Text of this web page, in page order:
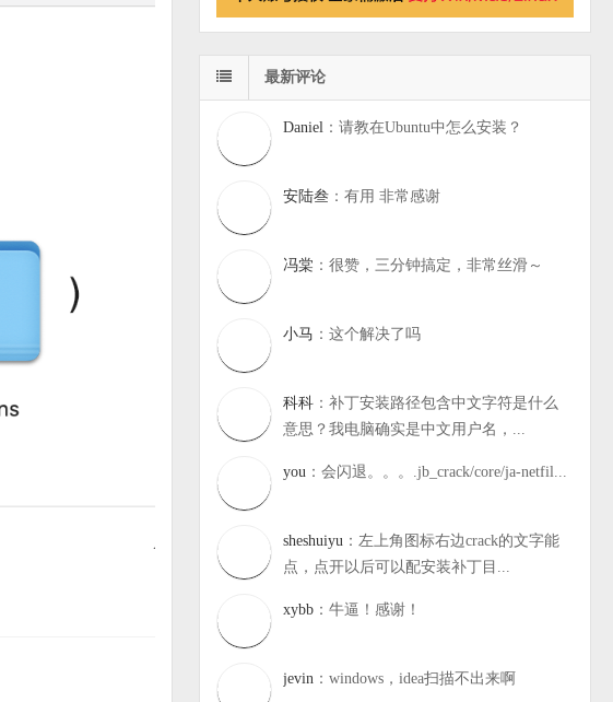
最新评论
Daniel ：请教在Ubuntu中怎么安装？
安陆叁 ：有用 非常感谢
冯棠 ：很赞，三分钟搞定，非常丝滑～
小马 ：这个解决了吗
科科 ：补丁安装路径包含中文字符是什么
意思？我电脑确实是中文用户名，...
you ：会闪退。。。.jb_crack/core/ja-netfil...
sheshuiyu ：左上角图标右边crack的文字能
点，点开以后可以配安装补丁目...
xybb ：牛逼！感谢！
jevin ：windows，idea扫描不出来啊